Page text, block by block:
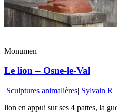
Monumen
Le lion – Osne-le-Val
Sculptures animalières| Sylvain R
lion en appui sur ses 4 pattes, la